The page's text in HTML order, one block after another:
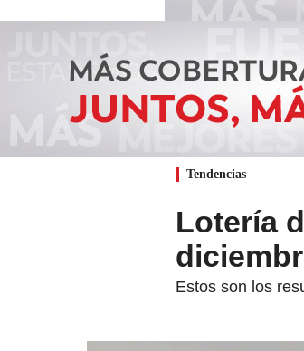
Tendencias
Lotería
Estos son los